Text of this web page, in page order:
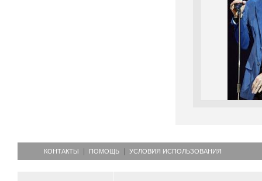
КОНТАКТЫ ПОМОЩЬ УСЛОВИЯ ИСПОЛЬЗОВАНИЯ